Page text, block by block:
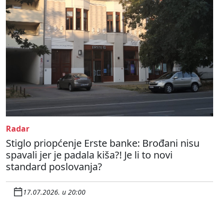
Radar
Stiglo priopćenje Erste banke: Brođani nisu
spavali jer je padala kiša?! Je li to novi
standard poslovanja?
17.07.2026. u 20:00